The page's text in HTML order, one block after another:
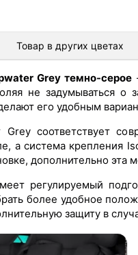
Товар в других цветах
Grey темно-серое
не задумываться о
его удобным
соответствует
а система крепления
дополнительно
регулируемый
более удобное
защиту в